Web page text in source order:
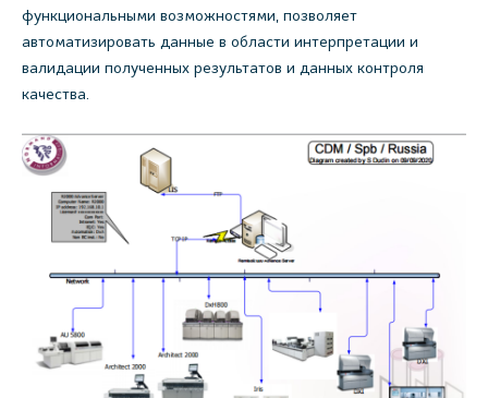
функциональными возможностями, позволяет
автоматизировать данные в области интерпретации и
валидации полученных результатов и данных контроля
качества.